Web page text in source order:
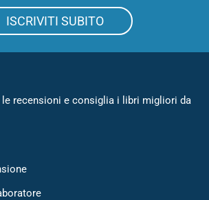
ISCRIVITI SUBITO
recensioni e consiglia i libri migliori da